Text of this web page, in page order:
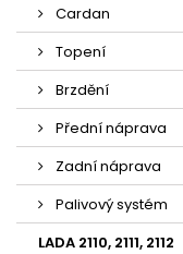
Cardan
Topení
Brzdění
Přední náprava
Zadní náprava
Palivový systém
LADA 2110, 2111, 2112